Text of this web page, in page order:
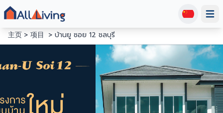
主页
项目 บ้านยู ซอย 12 ชลบุรี